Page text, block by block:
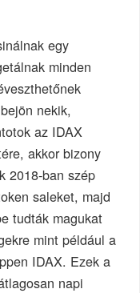
egy
minden
nekik,
az IDAX
akkor bizony
2018-ban szép
saleket, majd
tudták magukat
mint például a
IDAX. Ezek a
napi